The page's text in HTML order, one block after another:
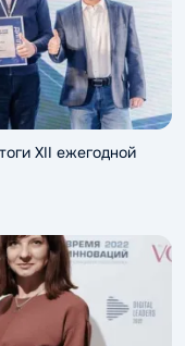
XII ежегодной